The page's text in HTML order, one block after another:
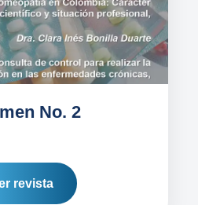
No. 2
revista